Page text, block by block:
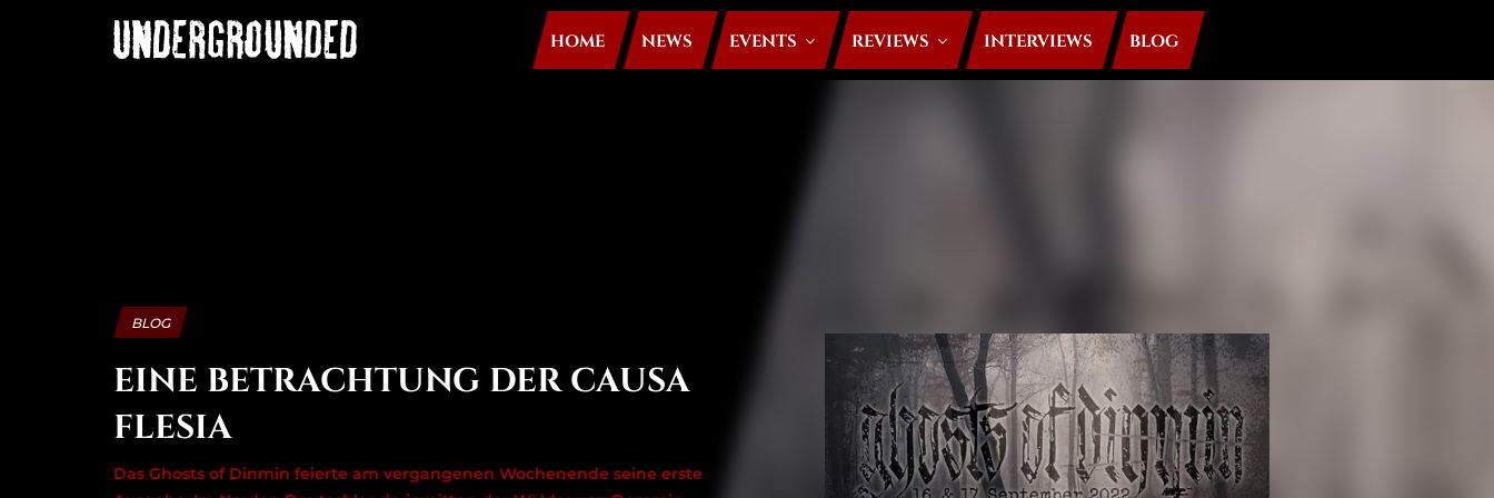
HOME NEWS EVENTS REVIEWS INTERVIEWS BLOG
BLOG
EINE BETRACHTUNG DER CAUSA
FLESIA
Das Ghosts of Dinmin feierte am vergangenen Wochenende seine erste